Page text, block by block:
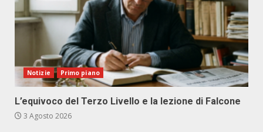
Notizie Primo piano
L’equivoco del Terzo Livello e la lezione di Falcone
3 Agosto 2026